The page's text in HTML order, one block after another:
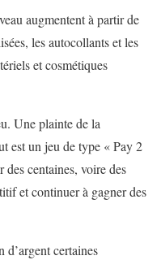
augmentent à partir de
les autocollants et les
et cosmétiques
Une plainte de la
est un jeu de type « Pay 2
centaines, voire des
et continuer à gagner des
d’argent certaines